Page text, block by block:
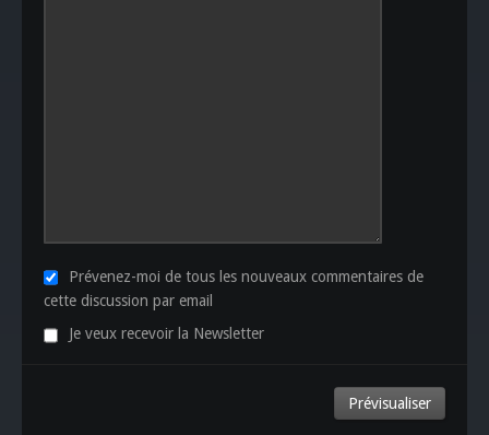
Prévenez-moi de tous les nouveaux commentaires de
cette discussion par email
Je veux recevoir la Newsletter